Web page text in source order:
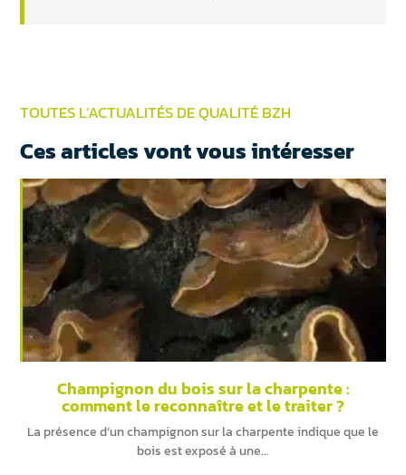
TOUTES L’ACTUALITÉS DE QUALITÉ BZH
Ces articles vont vous intéresser
Champignon du bois sur la charpente :
comment le reconnaître et le traiter ?
La présence d’un champignon sur la charpente indique que le
bois est exposé à une